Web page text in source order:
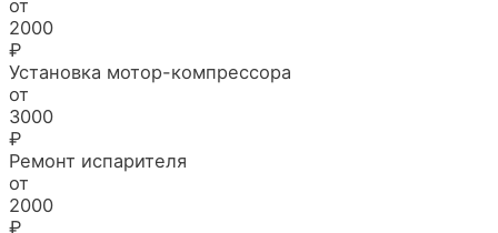
от
2000
₽
Установка мотор-компрессора
от
3000
₽
Ремонт испарителя
от
2000
₽